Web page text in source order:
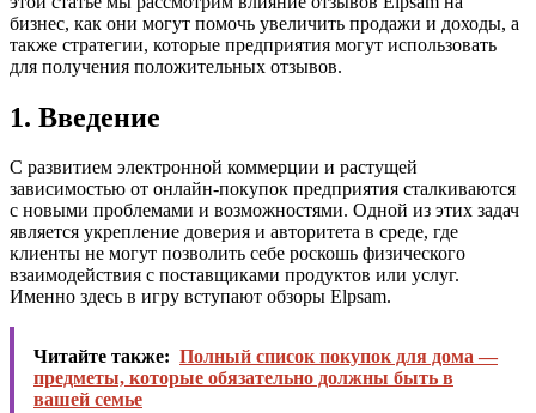
бизнес, как они могут помочь увеличить продажи и доходы, а
также стратегии, которые предприятия могут использовать
для получения положительных отзывов.
1. Введение
С развитием электронной коммерции и растущей
зависимостью от онлайн-покупок предприятия сталкиваются
с новыми проблемами и возможностями. Одной из этих задач
является укрепление доверия и авторитета в среде, где
клиенты не могут позволить себе роскошь физического
взаимодействия с поставщиками продуктов или услуг.
Именно здесь в игру вступают обзоры Elpsam.
Читайте также: Полный список покупок для дома —
предметы, которые обязательно должны быть в
вашей семье